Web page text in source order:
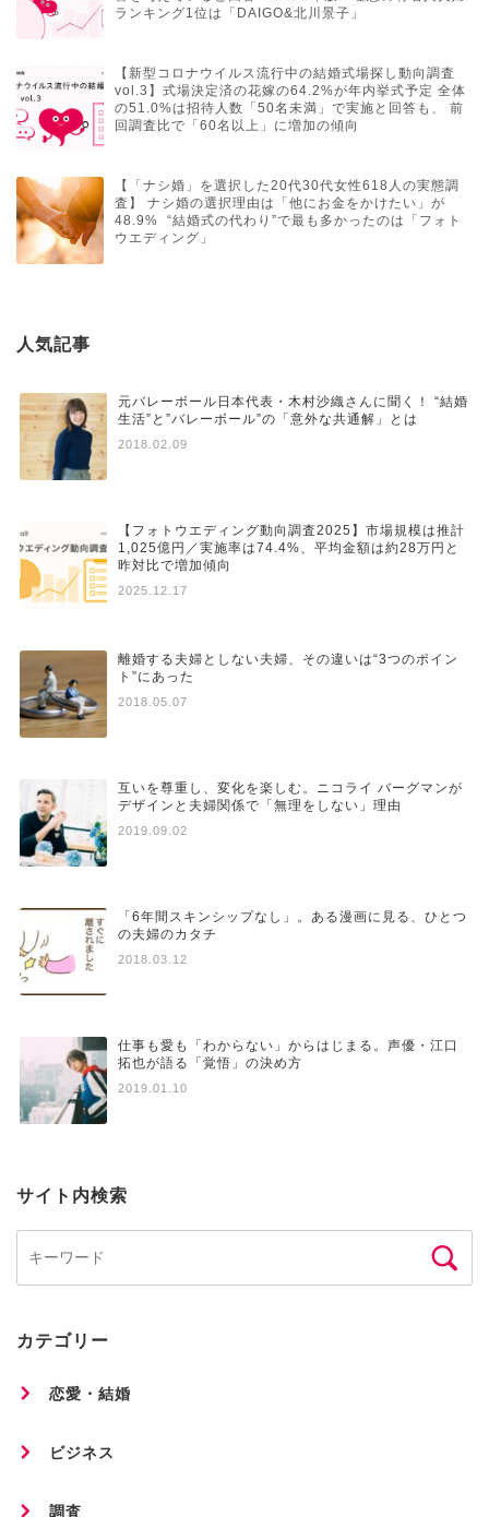
ランキング1位は「DAIGO&北川景子」
【新型コロナウイルス流行中の結婚式場探し動向調査
vol.3】式場決定済の花嫁の64.2%が年内挙式予定 全体
の51.0%は招待人数「50名未満」で実施と回答も、 前
回調査比で「60名以上」に増加の傾向
【「ナシ婚」を選択した20代30代女性618人の実態調
査】 ナシ婚の選択理由は「他にお金をかけたい」が
48.9% “結婚式の代わり”で最も多かったのは「フォト
ウエディング」
人気記事
元バレーボール日本代表・木村沙織さんに聞く！ “結婚
生活”と”バレーボール”の「意外な共通解」とは
2018.02.09
【フォトウエディング動向調査2025】市場規模は推計
1,025億円／実施率は74.4%、平均金額は約28万円と
昨対比で増加傾向
2025.12.17
離婚する夫婦としない夫婦、その違いは“3つのポイン
ト”にあった
2018.05.07
互いを尊重し、変化を楽しむ。ニコライ バーグマンが
デザインと夫婦関係で「無理をしない」理由
2019.09.02
「6年間スキンシップなし」。ある漫画に見る、ひとつ
の夫婦のカタチ
2018.03.12
仕事も愛も「わからない」からはじまる。声優・江口
拓也が語る「覚悟」の決め方
2019.01.10
サイト内検索
カテゴリー
恋愛・結婚
ビジネス
調査